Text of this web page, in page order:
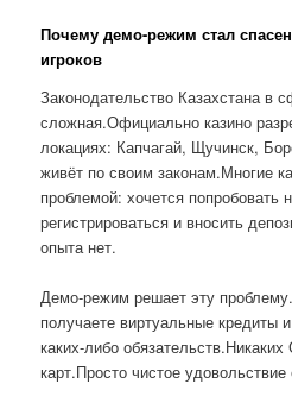
Почему демо-режим стал
игроков
Законодательство Казахстана в
сложная.Официально казино
локациях: Капчагай, Щучинск,
живёт по своим законам.Многие
проблемой: хочется попробовать
регистрироваться и вносить
опыта нет.
Демо-режим решает эту
получаете виртуальные кредиты
каких-либо
карт.Просто чистое удовольствие